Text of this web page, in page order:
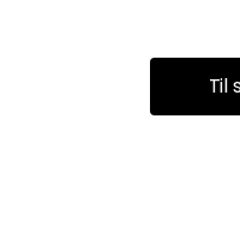
Til